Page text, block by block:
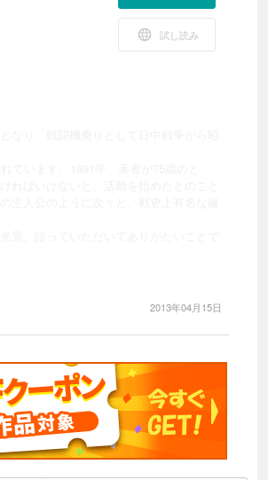
試し読み
2013年04月15日